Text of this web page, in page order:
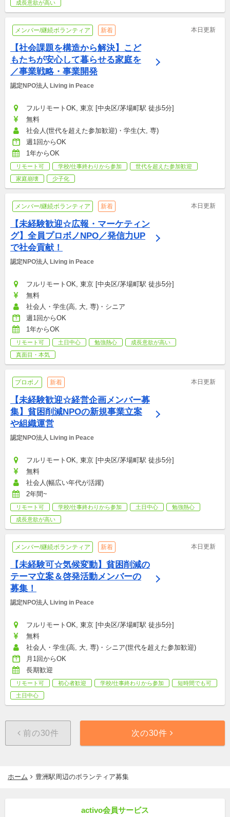
成長意欲が高い
メンバー/継続ボランティア 新着 本日更新
【社会課題を構造から解決】こど
もたちが安心して暮らせる家庭を
／事業戦略・事業開発
認定NPO法人 Living in Peace
フルリモートOK, 東京 [中央区/茅場町駅 徒歩5分]
無料
社会人(世代を超えた参加歓迎)・学生(大, 専)
週1回からOK
1年からOK
リモート可 学校/仕事終わりから参加
世代を超えた参加歓迎
家庭崩壊
少子化
メンバー/継続ボランティア 新着 本日更新
【未経験歓迎☆広報・マーケティン
グ】全員プロボノNPO／発信力UP
で社会貢献！
認定NPO法人 Living in Peace
フルリモートOK, 東京 [中央区/茅場町駅 徒歩5分]
無料
社会人・学生(高, 大, 専)・シニア
週1回からOK
1年からOK
リモート可 土日中心 勉強熱心
成長意欲が高い
真面目・本気
プロボノ 新着 本日更新
【未経験歓迎☆経営企画メンバー募
集】貧困削減NPOの新規事業立案
や組織運営
認定NPO法人 Living in Peace
フルリモートOK, 東京 [中央区/茅場町駅 徒歩5分]
無料
社会人(幅広い年代が活躍)
2年間~
リモート可 学校/仕事終わりから参加 土日中心
勉強熱心
成長意欲が高い
メンバー/継続ボランティア 新着 本日更新
【未経験可☆気候変動】貧困削減の
テーマ立案＆啓発活動メンバーの
募集！
認定NPO法人 Living in Peace
フルリモートOK, 東京 [中央区/茅場町駅 徒歩5分]
無料
社会人・学生(高, 大, 専)・シニア(世代を超えた参加歓迎)
月1回からOK
長期歓迎
リモート可 初心者歓迎 学校/仕事終わりから参加
短時間でも可
土日中心
前の30件 次の30件
ホーム 豊洲駅周辺のボランティア募集
activo会員サービス